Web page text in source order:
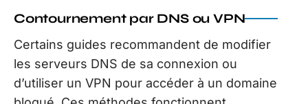
Contournement par DNS ou VPN
Certains guides recommandent de modifier
les serveurs DNS de sa connexion ou
d’utiliser un VPN pour accéder à un domaine